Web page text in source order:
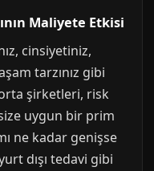
Maliyete Etkisi
cinsiyetiniz,
tarzınız gibi
şirketleri, risk
uygun bir prim
ne kadar genişse
dışı tedavi gibi